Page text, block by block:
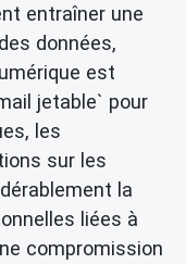
entraîner une
données,
est
jetable` pour
les
sur les
la
liées à
compromission